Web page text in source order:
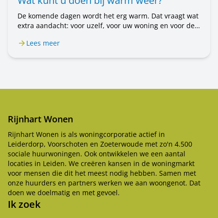
De komende dagen wordt het erg warm. Dat vraagt wat
extra aandacht: voor uzelf, voor uw woning en voor de
doen.Lees meer
Rijnhart Wonen
Rijnhart Wonen is als woningcorporatie actief in
Leiderdorp, Voorschoten en Zoeterwoude met zo'n 4.500
sociale huurwoningen. Ook ontwikkelen we een aantal
locaties in Leiden. We creëren kansen in de woningmarkt
voor mensen die dit het meest nodig hebben. Samen met
onze huurders en partners werken we aan woongenot. Dat
doen we doelmatig en met gevoel.
Ik zoek